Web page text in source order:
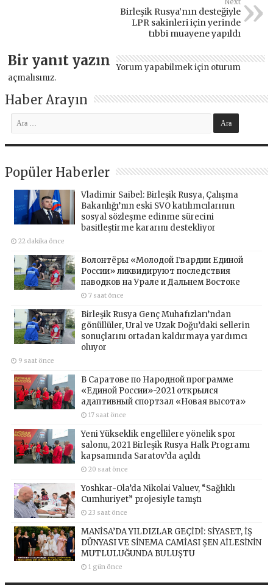
Next
Birleşik Rusya’nın desteğiyle
LPR sakinleri için yerinde
tıbbi muayene yapıldı
Bir yanıt yazın Yorum yapabilmek için oturum
açmalısınız.
Haber Arayın
Popüler Haberler
Vladimir Saibel: Birleşik Rusya, Çalışma
Bakanlığı’nın eski SVO katılımcılarının
sosyal sözleşme edinme sürecini
basitleştirme kararını destekliyor
22 dakika önce
Волонтёры «Молодой Гвардии Единой
России» ликвидируют последствия
паводков на Урале и Дальнем Востоке
7 saat önce
Birleşik Rusya Genç Muhafızları’ndan
gönüllüler, Ural ve Uzak Doğu’daki sellerin
sonuçlarını ortadan kaldırmaya yardımcı
oluyor
9 saat önce
В Саратове по Народной программе
«Единой России»-2021 открылся
адаптивный спортзал «Новая высота»
17 saat önce
Yeni Yükseklik engellilere yönelik spor
salonu, 2021 Birleşik Rusya Halk Programı
kapsamında Saratov’da açıldı
20 saat önce
Yoshkar-Ola’da Nikolai Valuev, “Sağlıklı
Cumhuriyet” projesiyle tanıştı
23 saat önce
MANİSA’DA YILDIZLAR GEÇİDİ: SİYASET, İŞ
DÜNYASI VE SİNEMA CAMİASI ŞEN AİLESİNİN
MUTLULUĞUNDA BULUŞTU
1 gün önce